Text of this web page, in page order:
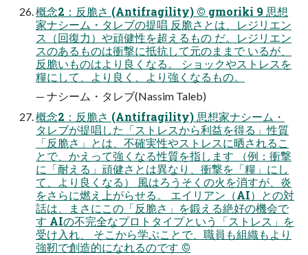
概念2：反脆さ (Antifragility) © gmoriki 9 思想
家ナシーム・タレブの提唱 反脆さとは、レジリエン
ス（回復力）や頑健性を超えるもの だ。レジリエン
スのあるものは衝撃に抵抗して元のままで いるが、
反脆いものはより良くなる。 ショックやストレスを
糧にして、より良く、より強くなるもの。
— ナシーム・タレブ(Nassim Taleb)
概念2：反脆さ (Antifragility) 思想家ナシーム・
タレブが提唱した「ストレスから利益を得る」性質
「反脆さ」とは、不確実性やストレスに晒されるこ
とで、かえって強くなる性質を指します （例：衝撃
に「耐える」頑健さとは異なり、衝撃を「糧」にし
て、より良くなる） 風はろうそくの火を消すが、炎
をさらに燃え上がらせる。 エイリアン（AI）との対
話は、まさにこの「反脆さ」を鍛える絶好の機会で
す AIの不完全なプロトタイプという「ストレス」を
受け入れ、 そこから学ぶことで、職員も組織もより
強靭で創造的になれるのです ©